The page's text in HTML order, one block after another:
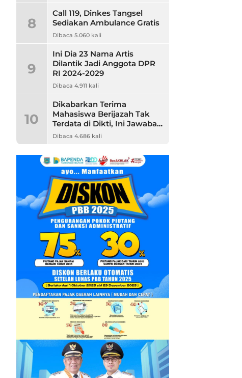
8
Call 119, Dinkes Tangsel
Sediakan Ambulance Gratis
Dibaca 5.060 kali
9
Ini Dia 23 Nama Artis
Dilantik Jadi Anggota DPR
RI 2024-2029
Dibaca 4.911 kali
10
Dikabarkan Terima
Mahasiswa Berijazah Tak
Terdata di Dikti, Ini Jawaban
Unpam
Dibaca 4.686 kali